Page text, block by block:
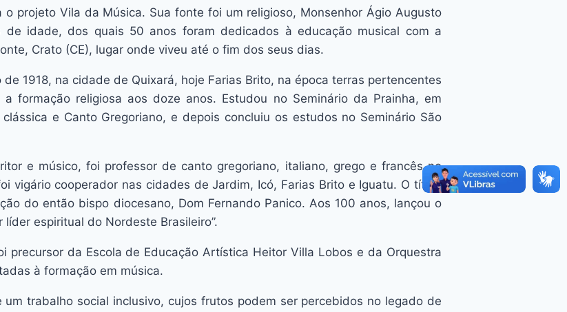
projeto Vila da Música. Sua fonte foi um religioso, Monsenhor Ágio Augusto
de idade, dos quais 50 anos foram dedicados à educação musical com a
Crato (CE), lugar onde viveu até o fim dos seus dias.
1918, na cidade de Quixará, hoje Farias Brito, na época terras pertencentes
formação religiosa aos doze anos. Estudou no Seminário da Prainha, em
e Canto Gregoriano, e depois concluiu os estudos no Seminário São
e músico, foi professor de canto gregoriano, italiano, grego e francês no
vigário cooperador nas cidades de Jardim, Icó, Farias Brito e Iguatu. O título
do então bispo diocesano, Dom Fernando Panico. Aos 100 anos, lançou o
maior líder espiritual do Nordeste Brasileiro”.
precursor da Escola de Educação Artística Heitor Villa Lobos e da Orquestra
à formação em música.
um trabalho social inclusivo, cujos frutos podem ser percebidos no legado de